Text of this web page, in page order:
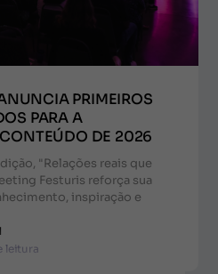
PRIMEIROS
PARA A
DE 2026
"Relações reais que
Festuris reforça sua
inspiração e
leitura